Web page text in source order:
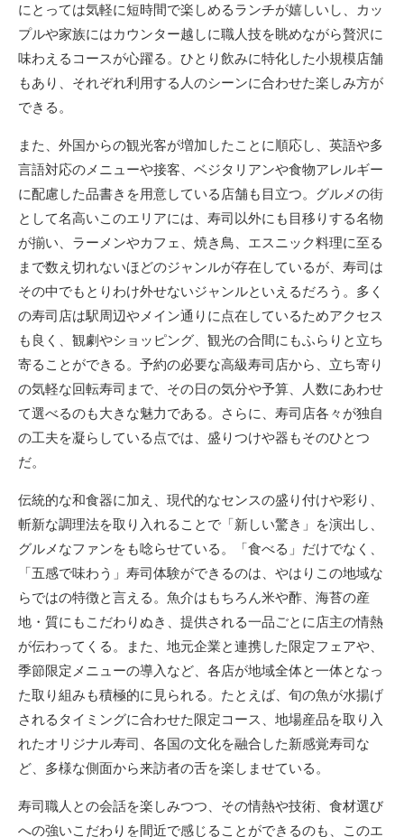
にとっては気軽に短時間で楽しめるランチが嬉しいし、カッ
プルや家族にはカウンター越しに職人技を眺めながら贅沢に
味わえるコースが心躍る。ひとり飲みに特化した小規模店舗
もあり、それぞれ利用する人のシーンに合わせた楽しみ方が
できる。
また、外国からの観光客が増加したことに順応し、英語や多
言語対応のメニューや接客、ベジタリアンや食物アレルギー
に配慮した品書きを用意している店舗も目立つ。グルメの街
として名高いこのエリアには、寿司以外にも目移りする名物
が揃い、ラーメンやカフェ、焼き鳥、エスニック料理に至る
まで数え切れないほどのジャンルが存在しているが、寿司は
その中でもとりわけ外せないジャンルといえるだろう。多く
の寿司店は駅周辺やメイン通りに点在しているためアクセス
も良く、観劇やショッピング、観光の合間にもふらりと立ち
寄ることができる。予約の必要な高級寿司店から、立ち寄り
の気軽な回転寿司まで、その日の気分や予算、人数にあわせ
て選べるのも大きな魅力である。さらに、寿司店各々が独自
の工夫を凝らしている点では、盛りつけや器もそのひとつ
だ。
伝統的な和食器に加え、現代的なセンスの盛り付けや彩り、
斬新な調理法を取り入れることで「新しい驚き」を演出し、
グルメなファンをも唸らせている。「食べる」だけでなく、
「五感で味わう」寿司体験ができるのは、やはりこの地域な
らではの特徴と言える。魚介はもちろん米や酢、海苔の産
地・質にもこだわりぬき、提供される一品ごとに店主の情熱
が伝わってくる。また、地元企業と連携した限定フェアや、
季節限定メニューの導入など、各店が地域全体と一体となっ
た取り組みも積極的に見られる。たとえば、旬の魚が水揚げ
されるタイミングに合わせた限定コース、地場産品を取り入
れたオリジナル寿司、各国の文化を融合した新感覚寿司な
ど、多様な側面から来訪者の舌を楽しませている。
寿司職人との会話を楽しみつつ、その情熱や技術、食材選び
への強いこだわりを間近で感じることができるのも、このエ